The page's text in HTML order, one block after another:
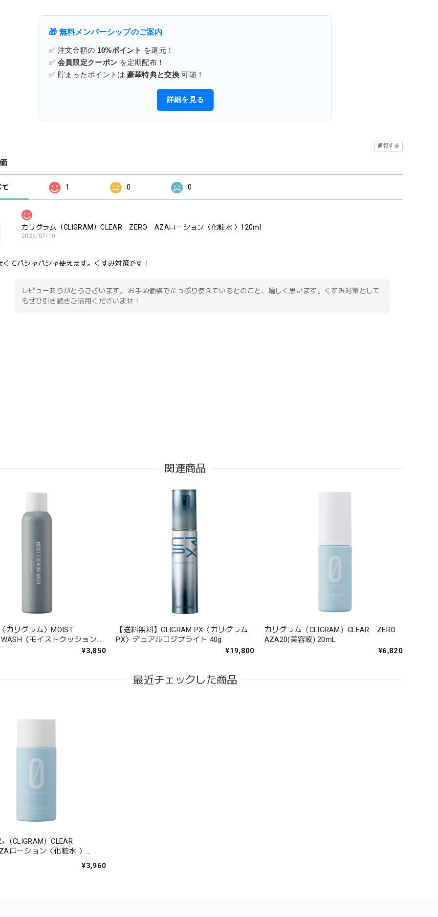
🎁 無料メンバーシップのご案内
✅ 注文金額の 10%ポイント
を還元！
✅ 会員限定クーポン を定期配布！
✅ 貯まったポイントは 豪華特典と交換 可能！
詳細を見る
通報する
て 1 0 0
カリグラム（CLIGRAM）CLEAR ZERO AZAローション〈化粧水 〉120ml
2025/07/10
くてパシャパシャ使えます。くすみ対策です！
レビューありがとうございます。 お手頃価格でたっぷり使えているとのこと、嬉しく思います。くすみ対策として
もぜひ引き続きご活用くださいませ！
関連商品
カリグラム〉MOIST
WASH〈モイストクッションウ
¥3,850
【送料無料】CLIGRAM PX〈カリグラム
PX〉デュアルコジブライト 40g
¥19,800
カリグラム（CLIGRAM）CLEAR ZERO
AZA20(美容液) 20mL
¥6,820
最近チェックした商品
（CLIGRAM）CLEAR
ローション〈化粧水 〉
¥3,960